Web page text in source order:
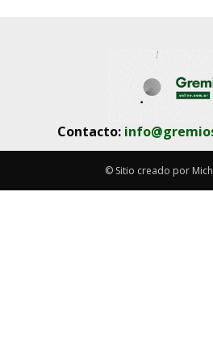
Contacto:
© Sitio creado por